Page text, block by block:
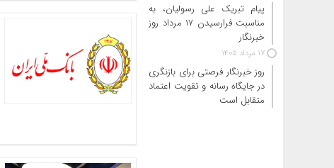
پیام تبریک علی رسولیان، به
مناسبت فرارسیدن ۱۷ مرداد روز
خبرنگار
17 مرداد 1405
روز خبرنگار فرصتی برای بازنگری
در جایگاه رسانه و تقویت اعتماد
متقابل است